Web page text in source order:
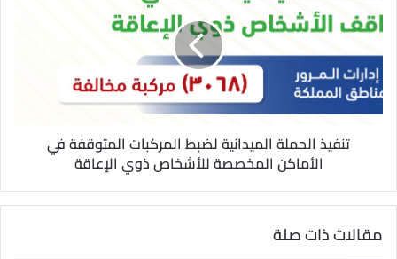
تنفيذ الحملة الميدانية لضبط المركبات المتوقفة في
الأماكن المخصصة للأشخاص ذوي الإعاقة
مقالات ذات صلة